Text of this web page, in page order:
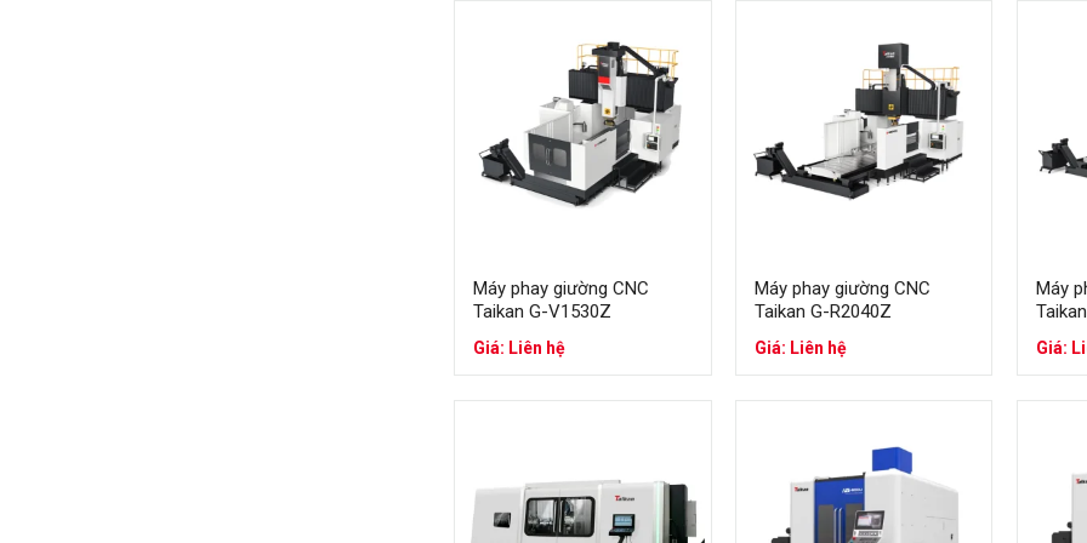
Máy phay CNC ngang
Trục chính nằm ngang, thoát phoi tốt
Khả năng cắt gọt mạnh, ổn định
Máy phay CNC 4 trục
Bổ sung trục quay (A hoặc B)
Ứng dụng: chi tiết có nhiều mặt, chi tiết dạng khối.
Máy phay giường CNC
Taikan G-V1530Z
Giá: Liên hệ
Máy phay giường CNC
Taikan G-R2040Z
Giá: Liên hệ
Máy
Giá: